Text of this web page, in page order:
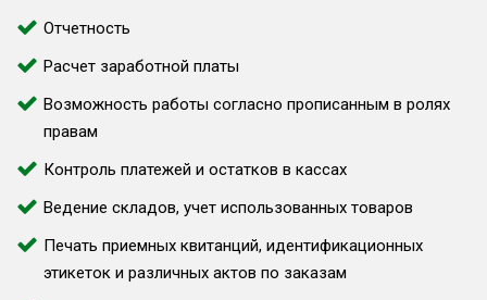
Отчетность
Расчет заработной платы
Возможность работы согласно прописанным в ролях
правам
Контроль платежей и остатков в кассах
Ведение складов, учет использованных товаров
Печать приемных квитанций, идентификационных
этикеток и различных актов по заказам